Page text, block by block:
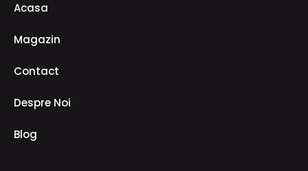
Acasa
Magazin
Contact
Despre Noi
Blog